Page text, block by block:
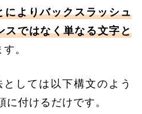
よりバックスラッシュ
スではなく単なる文字と
。
しては以下構文のよう
付けるだけです。